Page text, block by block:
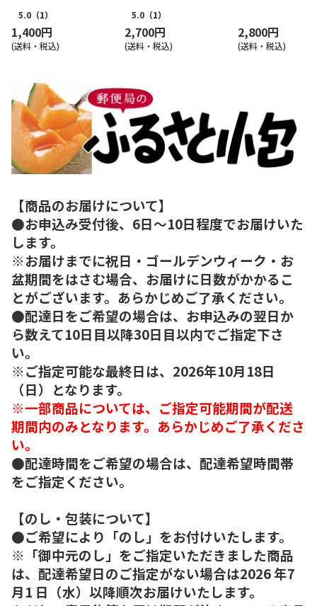
5.0 （1）
1,400円
(送料・税込)
5.0 （1）
2,700円
(送料・税込)
2,800円
(送料・税込)
【商品のお届けについて】
●お申込み受付後、6日～10日程度でお届けいた
します。
※お届けまでに祝日・ゴールデンウィーク・お
盆期間をはさむ場合、お届けに日数がかかるこ
とがございます。あらかじめご了承ください。
●配達日をご希望の場合は、お申込みの翌日か
ら数えて10日目以降30日目以内でご指定下さ
い。
※ご指定可能な最終日は、2026年10月18日
（日）となります。
※一部商品については、ご指定可能期間が配送
期間内のみとなります。あらかじめご了承くださ
い。
●配達時間をご希望の場合は、配達希望時間帯
をご指定ください。
【のし・包装について】
●ご希望により「のし」をお付けいたします。
※「御中元のし」をご指定いただきました商品
は、配達希望日のご指定がない場合は2026 年7
月1 日（水）以降順次お届けいたします。